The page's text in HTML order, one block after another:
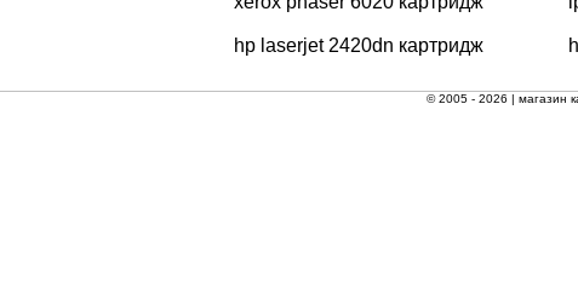
hp laserjet 2420dn картридж
© 2005 - 2026 | магазин